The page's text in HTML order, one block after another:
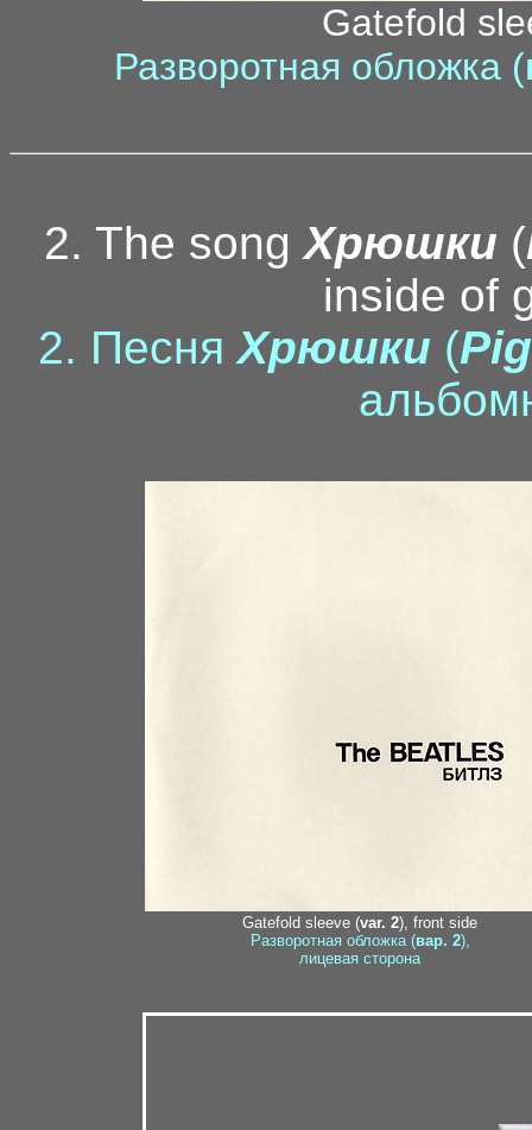
Gatefold
Разворотная обложка (
2. The songХрюшки (
inside of
2. ПесняХрюшки (
Gatefold sleeve (var. 2), front side
Разворотная обложка (вар. 2),
лицевая сторона